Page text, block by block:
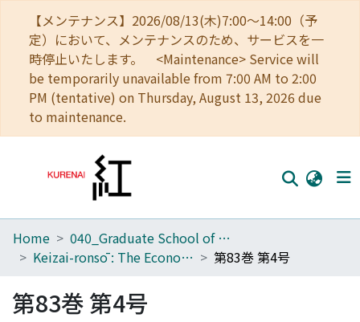
【メンテナンス】2026/08/13(木)7:00～14:00（予
定）において、メンテナンスのため、サービスを一
時停止いたします。 <Maintenance> Service will
be temporarily unavailable from 7:00 AM to 2:00
PM (tentative) on Thursday, August 13, 2026 due
to maintenance.
Home
Browse
Home
040_Graduate School of Economics
Keizai-ronsō : The Economic Review
第83巻 第4号
第83巻 第4号